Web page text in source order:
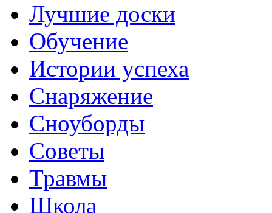
Лучшие доски
Обучение
Истории успеха
Снаряжение
Сноуборды
Советы
Травмы
Школа